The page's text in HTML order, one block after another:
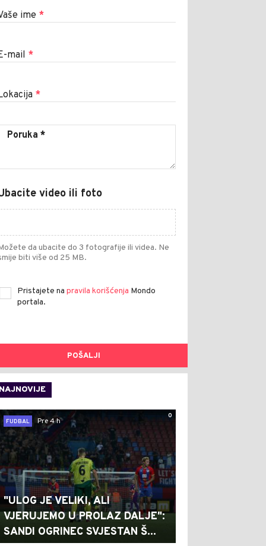
ime *
mail *
*
video ili foto
da ubacite do 3 fotografije ili videa. Ne
biti više od 25 MB.
Pristajete na pravila korišćenja Mondo
portala.
POŠALJI
NAJNOVIJE
0
FUDBAL
Pre 4 h
"ULOG JE VELIKI, ALI
VJERUJEMO U PROLAZ DALJE":
SANDI OGRINEC SVJESTAN Š...